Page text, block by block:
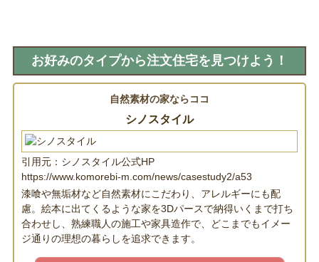
お好みのタイプから注文住宅を見つけよう！
自然素材の家ならココ
シノスタイル
引用元：シノスタイル公式HP
https://www.komorebi-m.com/news/casestudy2/a53
漆喰や無垢材など自然素材にこだわり、アレルギーにも配
慮。絵本に出てくるような家を3Dパースで納得いくまで打ち
合わせし、熟練職人の施工や家具造作で、どこまでもイメー
ジ通りの理想の暮らしを追求できます。